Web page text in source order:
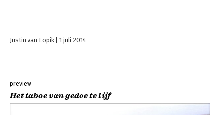
Justin van Lopik 1 juli 2014
preview
Het taboe van gedoe te lijf